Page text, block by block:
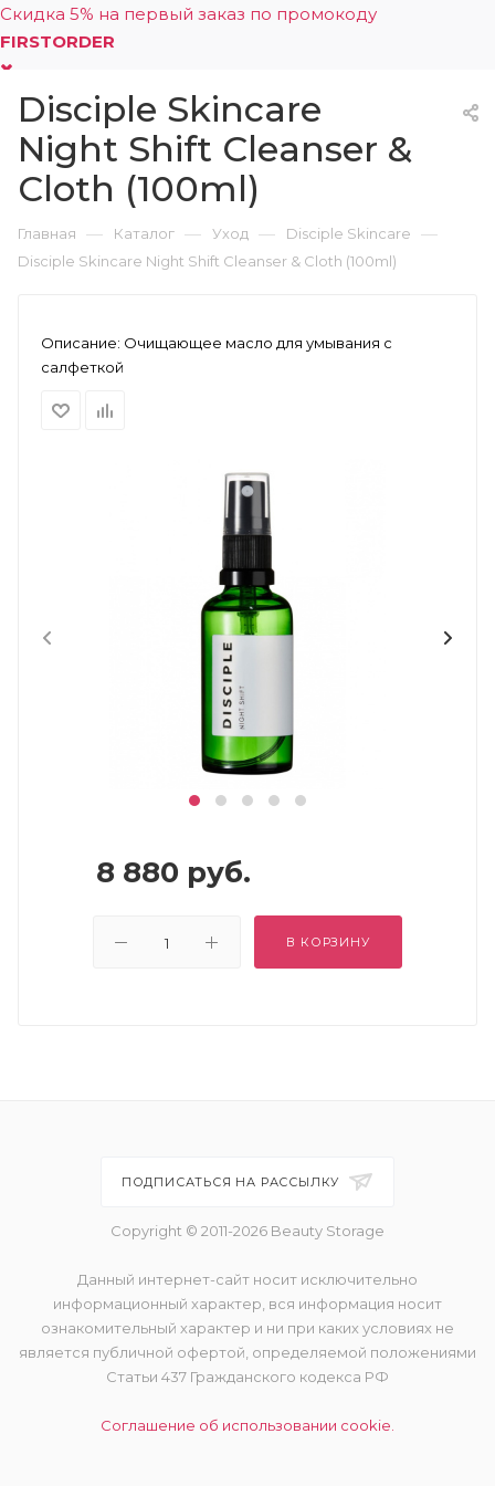
Скидка 5% на первый заказ по промокоду
FIRSTORDER
0
Disciple Skincare
Night Shift Cleanser &
Cloth (100ml)
Главная — Каталог — Уход — Disciple Skincare —
Disciple Skincare Night Shift Cleanser & Cloth (100ml)
Описание: Очищающее масло для умывания с
салфеткой
8 880 руб.
В КОРЗИНУ
ПОДПИСАТЬСЯ НА РАССЫЛКУ
Copyright © 2011-2026 Beauty Storage
Данный интернет-сайт носит исключительно
информационный характер, вся информация носит
ознакомительный характер и ни при каких условиях не
является публичной офертой, определяемой положениями
Статьи 437 Гражданского кодекса РФ
Соглашение об использовании cookie.